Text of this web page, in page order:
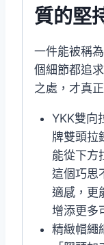
質的堅
一件能被稱
個細節都追
之處，才真
YKK雙向
牌雙頭拉
能從下方
這個巧思
適感，更
增添更多
精緻帽繩